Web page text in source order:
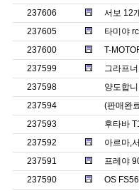
237606
서보 12
237605
타미야
237600
T-
237599
그라프
237598
양도합
237594
(판매완
237593
후타바
237592
아르마,
237591
프레야
237590
OS